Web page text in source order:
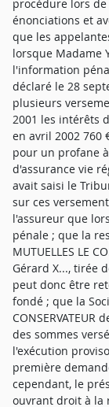
procédure lors
énonciations et
que les
lorsque Madame
l'information
déclaré le 28
plusieurs
2001 les intérêts
en avril 2002 760
pour un profane
d'assurance vie
avait saisi le
sur ces
l'assureur que
pénale ; que la
MUTUELLES LE
Gérard X..., tirée
peut donc être
fondé ; que la
des sommes
l'exécution
première
cependant, le
ouvrant droit à la